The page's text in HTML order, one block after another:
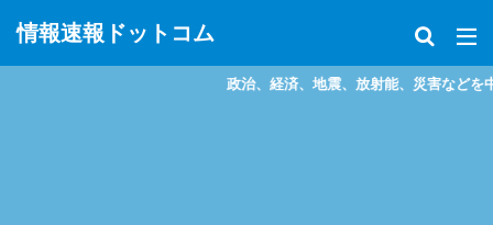
情報速報ドットコム
政治、経済、地震、放射能、災害などを中心に様々な情報を